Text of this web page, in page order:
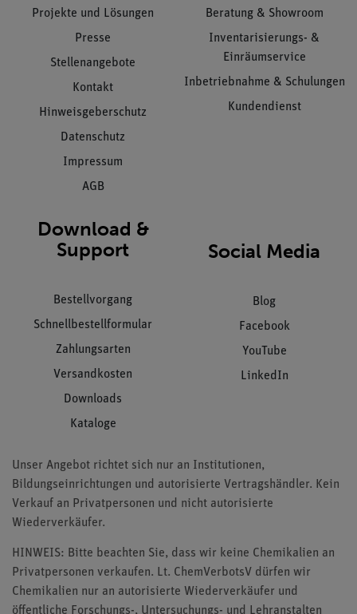
Projekte und Lösungen
Presse
Stellenangebote
Kontakt
Hinweisgeberschutz
Datenschutz
Impressum
AGB
Beratung & Showroom
Inventarisierungs- &
Einräumservice
Inbetriebnahme & Schulungen
Kundendienst
Download &
Support
Bestellvorgang
Schnellbestellformular
Zahlungsarten
Versandkosten
Downloads
Kataloge
Social Media
Blog
Facebook
YouTube
LinkedIn
Unser Angebot richtet sich nur an Institutionen,
Bildungseinrichtungen und autorisierte Vertragshändler. Kein
Verkauf an Privatpersonen und nicht autorisierte
Wiederverkäufer.
HINWEIS: Bitte beachten Sie, dass wir keine Chemikalien an
Privatpersonen verkaufen. Lt. ChemVerbotsV dürfen wir
Chemikalien nur an autorisierte Wiederverkäufer und
öffentliche Forschungs-, Untersuchungs- und Lehranstalten